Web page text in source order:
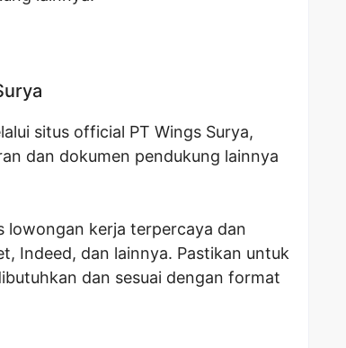
situs official PT Wings Surya,
dan dokumen pendukung lainnya
lowongan kerja terpercaya dan
Indeed, dan lainnya. Pastikan untuk
dan sesuai dengan format